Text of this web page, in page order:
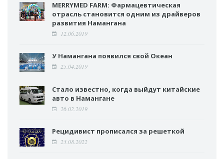
MERRYMED FARM: Фармацевтическая
отрасль становится одним из драйверов
развития Намангана
12.06.2019
У Намангана появился свой Океан
25.04.2019
Стало известно, когда выйдут китайские
авто в Намангане
26.02.2019
Рецидивист прописался за решеткой
23.08.2022